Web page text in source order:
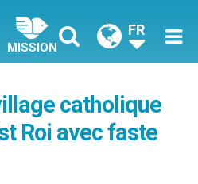
MISSION
FR
catholique
Roi avec faste